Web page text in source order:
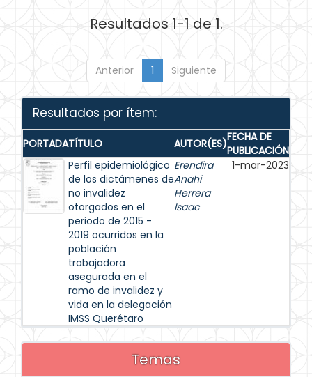
Resultados 1-1 de 1.
Anterior 1 Siguiente
Resultados por ítem:
PORTADATÍTULO AUTOR(ES)FECHA DE
PUBLICACIÓN
Perfil epidemiológico
de los dictámenes de
no invalidez
otorgados en el
periodo de 2015 -
2019 ocurridos en la
población
trabajadora
asegurada en el
ramo de invalidez y
vida en la delegación
IMSS Querétaro
Erendira
Anahi
Herrera
Isaac
1-mar-2023
Temas